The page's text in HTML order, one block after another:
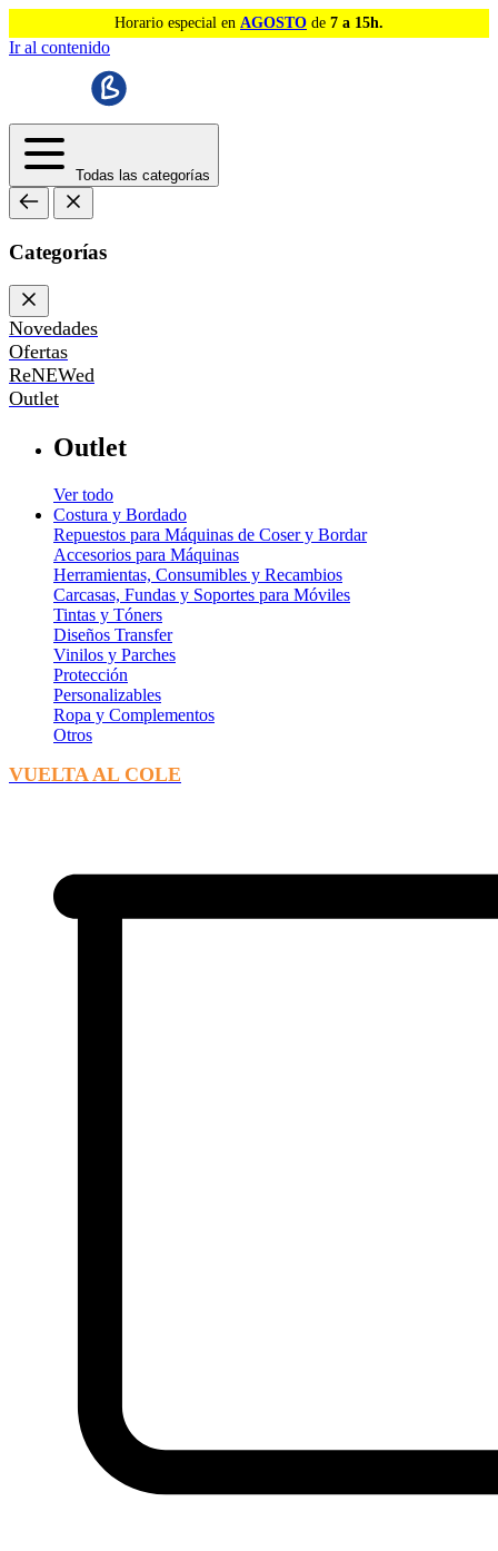
Horario especial en AGOSTO de 7 a 15h.
Ir al contenido
Todas las categorías
Categorías
Novedades
Ofertas
ReNEWed
Outlet
Outlet
Ver todo
Costura y Bordado
Repuestos para Máquinas de Coser y Bordar
Accesorios para Máquinas
Herramientas, Consumibles y Recambios
Carcasas, Fundas y Soportes para Móviles
Tintas y Tóners
Diseños Transfer
Vinilos y Parches
Protección
Personalizables
Ropa y Complementos
Otros
VUELTA AL COLE